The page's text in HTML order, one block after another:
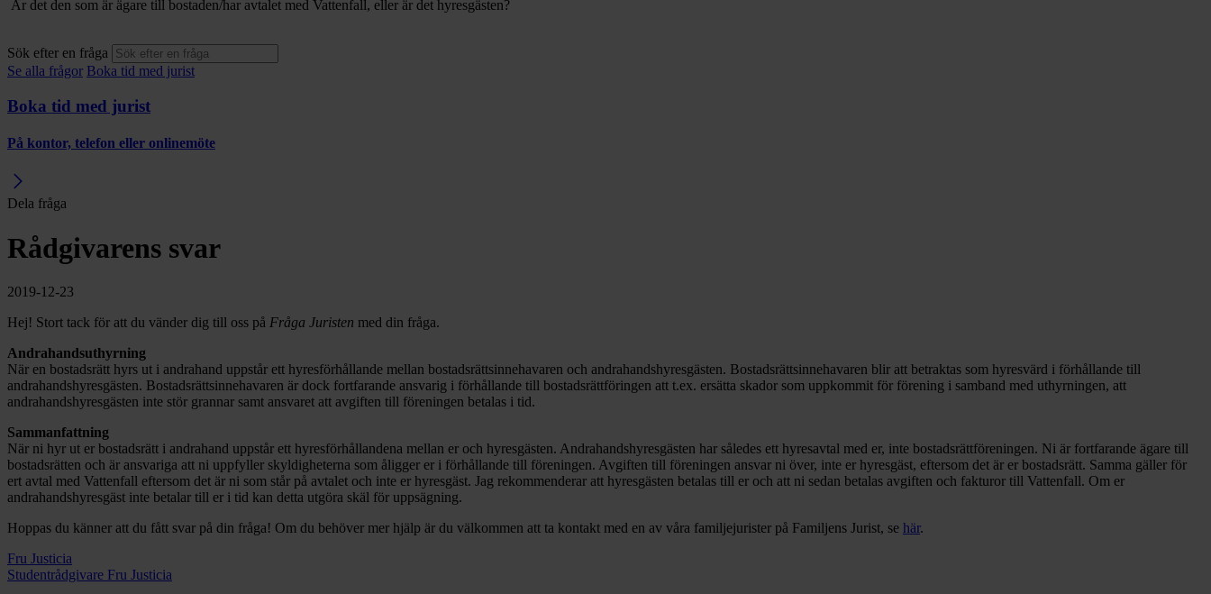
Är det den som är ägare till bostaden/har avtalet med Vattenfall, eller är det hyresgästen?
Sök efter en fråga
Se alla frågor Boka tid med jurist
Boka tid med jurist
På kontor, telefon eller onlinemöte
Dela fråga
Rådgivarens svar
2019-12-23
Hej! Stort tack för att du vänder dig till oss på Fråga Juristen med din fråga.
Andrahandsuthyrning
När en bostadsrätt hyrs ut i andrahand uppstår ett hyresförhållande mellan bostadsrättsinnehavaren och andrahandshyresgästen. Bostadsrättsinnehavaren blir att betraktas som hyresvärd i förhållande till
andrahandshyresgästen. Bostadsrättsinnehavaren är dock fortfarande ansvarig i förhållande till bostadsrättföringen att t.ex. ersätta skador som uppkommit för förening i samband med uthyrningen, att
andrahandshyresgästen inte stör grannar samt ansvaret att avgiften till föreningen betalas i tid.
Sammanfattning
När ni hyr ut er bostadsrätt i andrahand uppstår ett hyresförhållandena mellan er och hyresgästen. Andrahandshyresgästen har således ett hyresavtal med er, inte bostadsrättföreningen. Ni är fortfarande ägare till
bostadsrätten och är ansvariga att ni uppfyller skyldigheterna som åligger er i förhållande till föreningen. Avgiften till föreningen ansvar ni över, inte er hyresgäst, eftersom det är er bostadsrätt. Samma gäller för
ert avtal med Vattenfall eftersom det är ni som står på avtalet och inte er hyresgäst. Jag rekommenderar att hyresgästen betalas till er och att ni sedan betalas avgiften och fakturor till Vattenfall. Om er
andrahandshyresgäst inte betalar till er i tid kan detta utgöra skäl för uppsägning.
Hoppas du känner att du fått svar på din fråga! Om du behöver mer hjälp är du välkommen att ta kontakt med en av våra familjejurister på Familjens Jurist, se här.
Fru Justicia
Studentrådgivare Fru Justicia